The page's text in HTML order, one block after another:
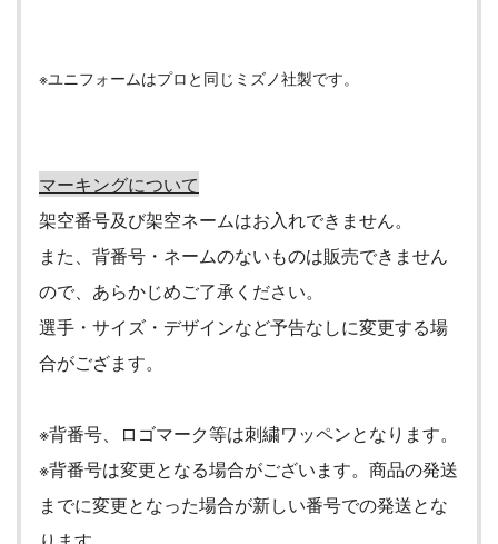
※ユニフォームはプロと同じミズノ社製です。
マーキングについて
架空番号及び架空ネームはお入れできません。
また、背番号・ネームのないものは販売できません
ので、あらかじめご了承ください。
選手・サイズ・デザインなど予告なしに変更する場
合がござます。
※背番号、ロゴマーク等は刺繍ワッペンとなります。
※背番号は変更となる場合がございます。商品の発送
までに変更となった場合が新しい番号での発送とな